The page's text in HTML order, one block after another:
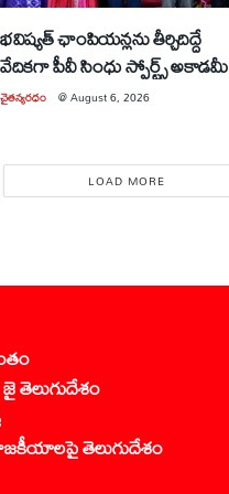
భవిష్యత్ ఛాంపియన్లను తీర్చిదిద్దే
వేదికగా పీవీ సింధు స్పోర్ట్స్ అకాడమీ
చైతన్యరధం @August 6, 2026
LOAD MORE
తెలుగుదేశం
తెలుగుదేశం